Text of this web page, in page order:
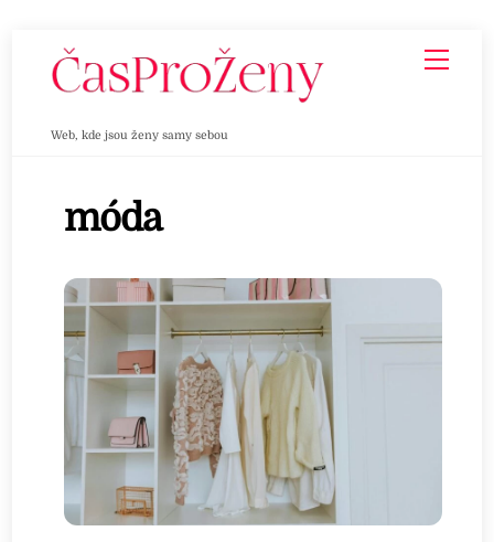
Web, kde jsou ženy samy sebou
móda